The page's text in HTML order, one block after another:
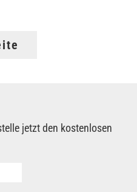
jetzt den kostenlosen